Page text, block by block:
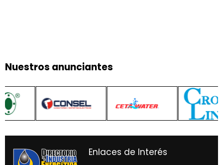
Nuestros anunciantes
Enlaces de Interés